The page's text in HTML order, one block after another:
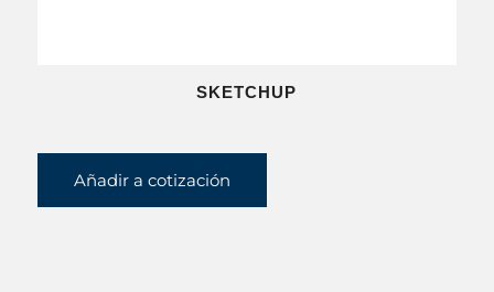
SKETCHUP
Añadir a cotización